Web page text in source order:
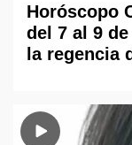
Horóscopo
del 7 al 9
la regencia